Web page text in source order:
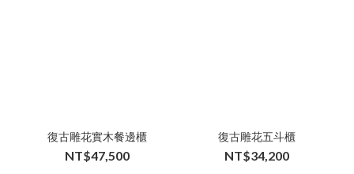
復古雕花實木餐邊櫃
NT$47,500
復古雕花五斗櫃
NT$34,200